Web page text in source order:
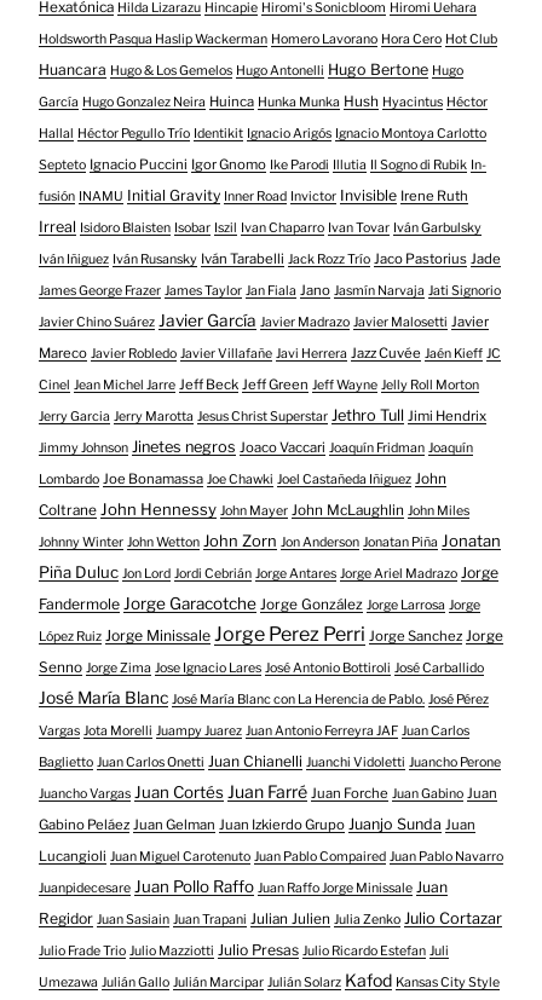
Hexatónica Hilda Lizarazu Hincapie Hiromi's Sonicbloom Hiromi Uehara
Holdsworth Pasqua Haslip Wackerman Homero Lavorano Hora Cero Hot Club
Huancara Hugo & Los Gemelos Hugo Antonelli Hugo Bertone Hugo
García Hugo Gonzalez Neira Huinca Hunka Munka Hush Hyacintus Héctor
Hallal
Héctor Pegullo Trío Identikit Ignacio Arigós Ignacio Montoya Carlotto
Septeto Ignacio Puccini Igor Gnomo Ike Parodi Illutia Il Sogno di Rubik In-
fusión INAMU Initial Gravity Inner Road Invictor Invisible Irene Ruth
Irreal Isidoro Blaisten Isobar Iszil Ivan Chaparro Ivan Tovar Iván Garbulsky
Iván Iñiguez Iván Rusansky Iván Tarabelli Jack Rozz Trío Jaco Pastorius Jade
James George Frazer James Taylor Jan Fiala Jano Jasmín Narvaja Jati Signorio
Javier Chino Suárez Javier García Javier Madrazo Javier Malosetti Javier
Mareco Javier Robledo Javier Villafañe Javi Herrera Jazz Cuvée Jaén Kieff JC
Cinel Jean Michel Jarre Jeff Beck Jeff Green Jeff Wayne Jelly Roll Morton
Jerry Garcia Jerry Marotta Jesus Christ Superstar Jethro Tull Jimi Hendrix
Jimmy Johnson Jinetes negros Joaco Vaccari Joaquín Fridman Joaquín
Lombardo Joe Bonamassa Joe Chawki Joel Castañeda Iñiguez John
Coltrane John Hennessy John Mayer John McLaughlin John Miles
Johnny Winter John Wetton John Zorn Jon Anderson Jonatan Piña Jonatan
Piña Duluc Jon Lord Jordi Cebrián Jorge Antares Jorge Ariel Madrazo Jorge
Fandermole Jorge Garacotche Jorge González Jorge Larrosa Jorge
López Ruiz Jorge Minissale Jorge Perez Perri Jorge Sanchez Jorge
Senno Jorge Zima Jose Ignacio Lares José Antonio Bottiroli José Carballido
José María Blanc José María Blanc con La Herencia de Pablo. José Pérez
Vargas Jota Morelli Juampy Juarez Juan Antonio Ferreyra JAF Juan Carlos
Baglietto Juan Carlos Onetti Juan Chianelli Juanchi Vidoletti Juancho Perone
Juancho Vargas Juan Cortés Juan Farré Juan Forche Juan Gabino Juan
Gabino Peláez Juan Gelman Juan Izkierdo Grupo Juanjo Sunda Juan
Lucangioli Juan Miguel Carotenuto Juan Pablo Compaired Juan Pablo Navarro
Juanpidecesare Juan Pollo Raffo Juan Raffo Jorge Minissale Juan
Regidor Juan Sasiain Juan Trapani Julian Julien Julia Zenko Julio Cortazar
Julio Frade Trio Julio Mazziotti Julio Presas Julio Ricardo Estefan Juli
Umezawa Julián Gallo Julián Marcipar Julián Solarz Kafod Kansas City Style